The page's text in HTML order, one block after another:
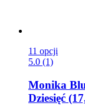
11 opcji
5.0 (1)
Monika
Dziesięć